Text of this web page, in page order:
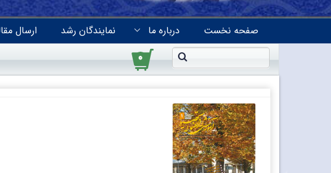
صفحه نخست درباره ما نمایندگان رشد ارسال
۰